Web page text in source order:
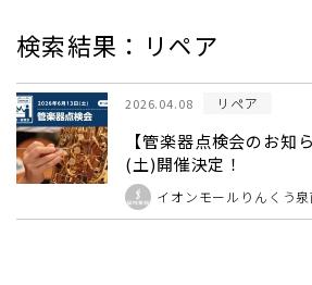
検索結果：リペア
2026.04.08 リペア
【管楽器点検会のお知
(土)開催決定！
イオンモールりんくう